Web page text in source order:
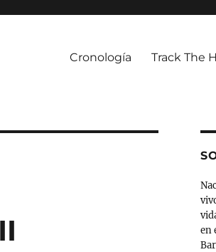
Cronología Track The
en